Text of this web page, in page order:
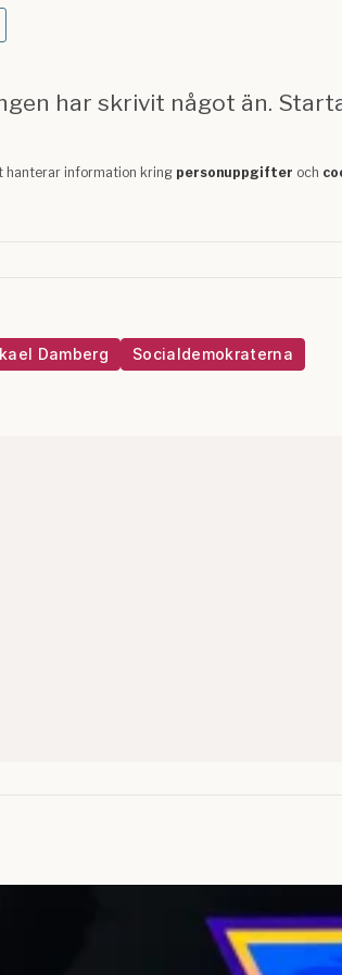
Damberg Socialdemokraterna